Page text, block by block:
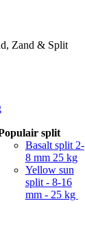
Zand & Split
split
Basalt split 2-
8 mm 25 kg
Yellow sun
split - 8-16
mm - 25 kg